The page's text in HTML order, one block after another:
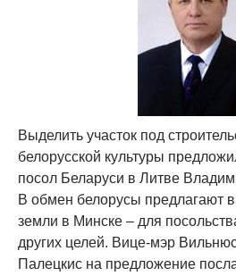
Выделить участок под
белорусской культуры
посол Беларуси в Литве
В обмен белорусы предлагают
земли в Минске – для
других целей. Вице-мэр
Палецкис на предложение